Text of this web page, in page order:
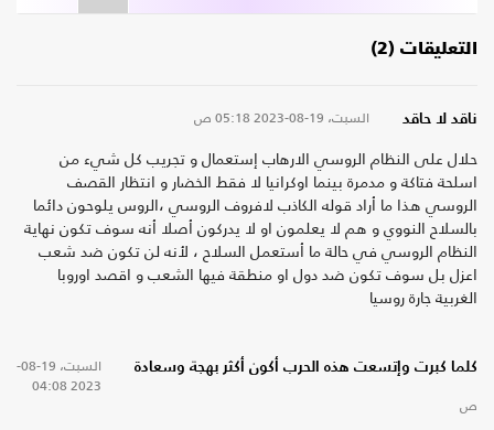
التعليقات (2)
ناقد لا حاقد السبت، 19-08-2023 05:18 ص
حلال على النظام الروسي الارهاب إستعمال و تجريب كل شيء من
اسلحة فتاكة و مدمرة بينما اوكرانيا لا فقط الخضار و انتظار القصف
الروسي هذا ما أراد قوله الكاذب لافروف الروسي ،الروس يلوحون دائما
بالسلاح النووي و هم لا يعلمون او لا يدركون أصلا أنه سوف تكون نهاية
النظام الروسي في حالة ما أستعمل السلاح ، لأنه لن تكون ضد شعب
اعزل بل سوف تكون ضد دول او منطقة فيها الشعب و اقصد اوروبا
الغربية جارة روسيا
كلما كبرت وإتسعت هذه الحرب أكون أكثر بهجة وسعادة
السبت، 19-08-
2023
04:08
ص